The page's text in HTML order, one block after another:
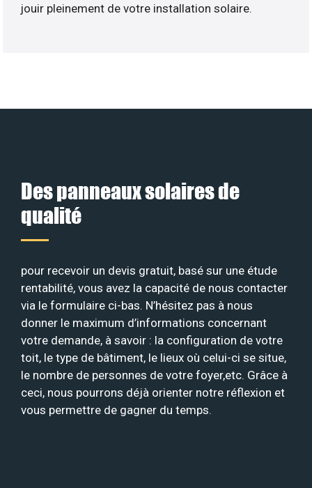
jouir pleinement de votre installation solaire.
Des panneaux solaires de
qualité
pour recevoir un devis gratuit, basé sur une étude
rentabilité, vous avez la capacité de nous contacter
via le formulaire ci-bas. N’hésitez pas à nous
donner le maximum d’informations concernant
votre demande, à savoir : la configuration de votre
toit, le type de bâtiment, le lieux où celui-ci se situe,
le nombre de personnes de votre foyer,etc. Grâce à
ceci, nous pourrons déjà orienter notre réflexion et
vous permettre de gagner du temps.